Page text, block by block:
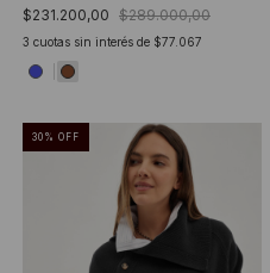
$231.200,00 $289.000,00
3 cuotas sin interés de $77.067
30 % OFF